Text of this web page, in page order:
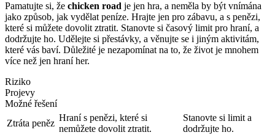
Pamatujte si, že chicken road je jen hra, a neměla by být vnímána
jako způsob, jak vydělat peníze. Hrajte jen pro zábavu, a s penězi,
které si můžete dovolit ztratit. Stanovte si časový limit pro hraní, a
dodržujte ho. Udělejte si přestávky, a věnujte se i jiným aktivitám,
které vás baví. Důležité je nezapomínat na to, že život je mnohem
více než jen hraní her.
Riziko
Projevy
Možné řešení
Ztráta peněz
Hraní s penězi, které si
nemůžete dovolit ztratit.
Stanovte si limit a
dodržujte ho.